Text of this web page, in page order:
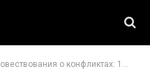
о конфликтах: 1991-2012 гг.